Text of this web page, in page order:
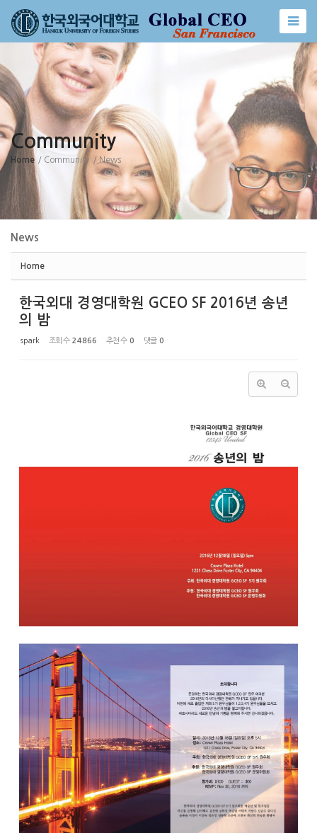
Community
Home / Community / News
News
Home
한국외대 경영대학원 GCEO SF 2016년 송년
의 밤
spark 조회 수 24866 추천 수 0 댓글 0
Sketchbook5, 스케치북5
Sketchbook5, 스케치북5